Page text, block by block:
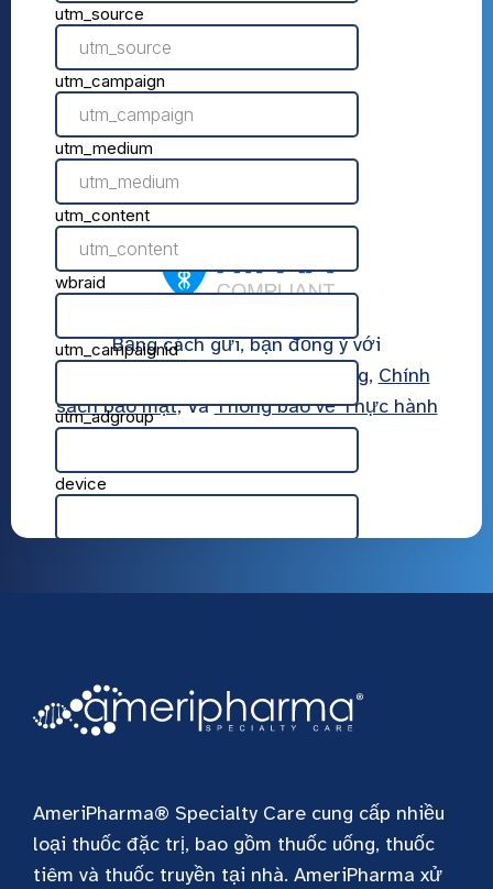
Bằng cách gửi, bạn đồng ý với
Điều khoản sử dụng, Chính
sách bảo mật, VàThông báo về Thực hành
Bảo mật
AmeriPharma® Specialty Care cung cấp nhiều
loại thuốc đặc trị, bao gồm thuốc uống, thuốc
tiêm và thuốc truyền tại nhà. AmeriPharma xử